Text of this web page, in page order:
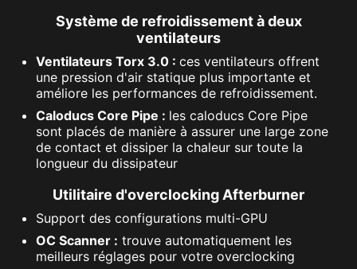
Système de refroidissement à deux
ventilateurs
Ventilateurs Torx 3.0 : ces ventilateurs offrent
une pression d'air statique plus importante et
améliore les performances de refroidissement.
Caloducs Core Pipe : les caloducs Core Pipe
sont placés de manière à assurer une large zone
de contact et dissiper la chaleur sur toute la
longueur du dissipateur
Utilitaire d'overclocking Afterburner
Support des configurations multi-GPU
OC Scanner : trouve automatiquement les
meilleurs réglages pour votre overclocking